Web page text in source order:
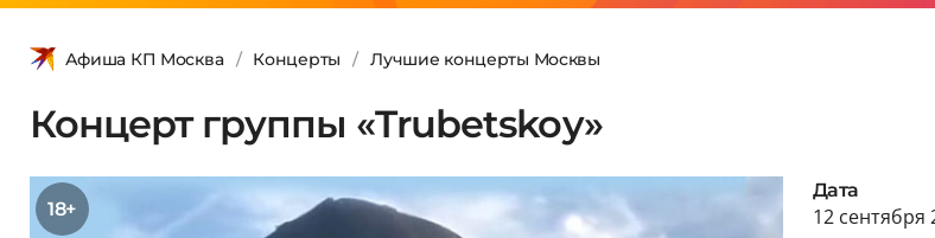
Афиша КП Москва Концерты Лучшие концерты Москвы
Концерт группы «Trubetskoy»
18+
Дата
12 сентября